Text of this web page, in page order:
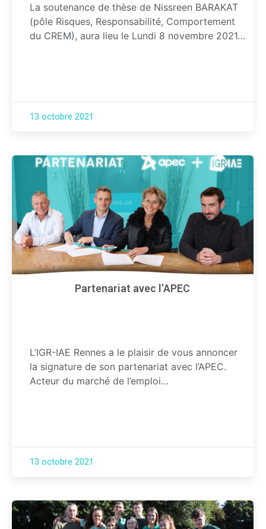
La soutenance de thèse de Nissreen BARAKAT
(pôle Risques, Responsabilité, Comportement
du CREM), aura lieu le Lundi 8 novembre 2021…
13 octobre 2021
Partenariat avec l’APEC
L’IGR-IAE Rennes a le plaisir de vous annoncer
la signature de son partenariat avec l’APEC.
Acteur du marché de l’emploi…
13 octobre 2021